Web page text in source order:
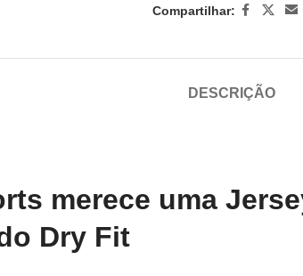
Compartilhar:
DESCRIÇÃO
merece uma
Dry Fit